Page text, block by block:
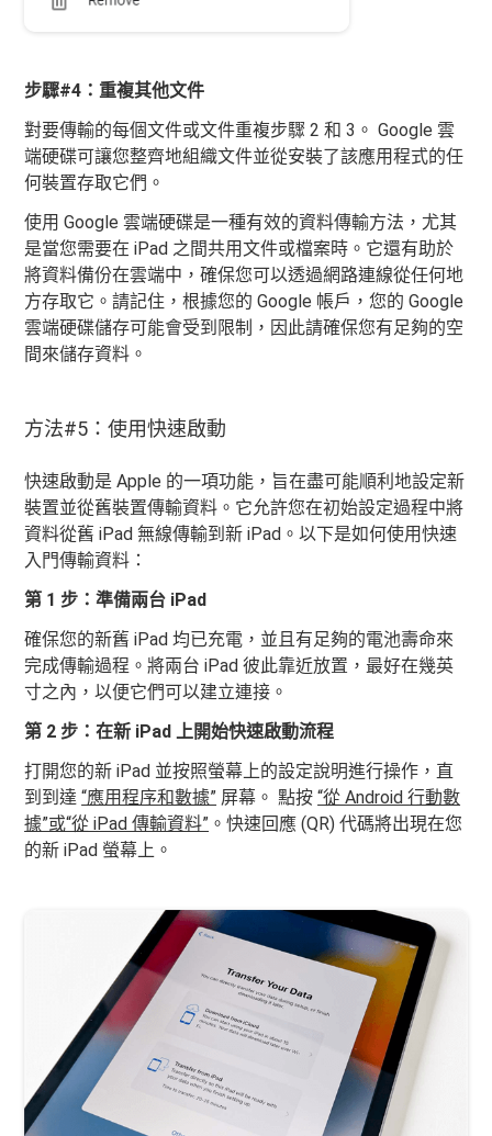
步驟#4：重複其他文件
對要傳輸的每個文件或文件重複步驟 2 和 3。 Google 雲
端硬碟可讓您整齊地組織文件並從安裝了該應用程式的任
何裝置存取它們。
使用 Google 雲端硬碟是一種有效的資料傳輸方法，尤其
是當您需要在 iPad 之間共用文件或檔案時。它還有助於
將資料備份在雲端中，確保您可以透過網路連線從任何地
方存取它。請記住，根據您的 Google 帳戶，您的 Google
雲端硬碟儲存可能會受到限制，因此請確保您有足夠的空
間來儲存資料。
方法#5：使用快速啟動
快速啟動是 Apple 的一項功能，旨在盡可能順利地設定新
裝置並從舊裝置傳輸資料。它允許您在初始設定過程中將
資料從舊 iPad 無線傳輸到新 iPad。以下是如何使用快速
入門傳輸資料：
第 1 步：準備兩台 iPad
確保您的新舊 iPad 均已充電，並且有足夠的電池壽命來
完成傳輸過程。將兩台 iPad 彼此靠近放置，最好在幾英
寸之內，以便它們可以建立連接。
第 2 步：在新 iPad 上開始快速啟動流程
打開您的新 iPad 並按照螢幕上的設定說明進行操作，直
到到達“應用程序和數據” 屏幕。 點按“從 Android 行動數
據”或“從 iPad 傳輸資料” 。快速回應 (QR) 代碼將出現在您
的新 iPad 螢幕上。